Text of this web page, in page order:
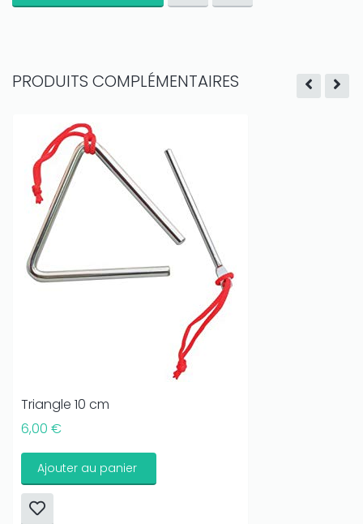
PRODUITS COMPLÉMENTAIRES
Triangle 10 cm
6,00 €
Ajouter au panier